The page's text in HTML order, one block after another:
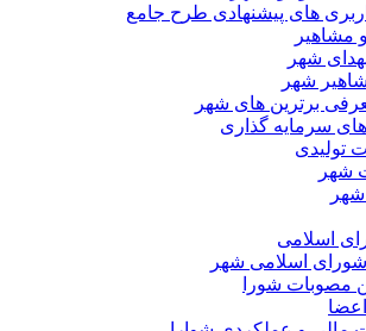
های پیشنهادی طرح جامع
مشاهیر
شهر
شهر
برترین های شهر
سرمایه گذاری
تولیدی
شهر
اسلامی
اسلامی شهر
مصوبات شورا